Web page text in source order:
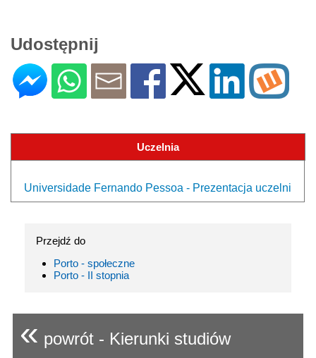
Udostępnij
Uczelnia
Universidade Fernando Pessoa - Prezentacja uczelni
Przejdź do
Porto - społeczne
Porto - II stopnia
« powrót - Kierunki studiów